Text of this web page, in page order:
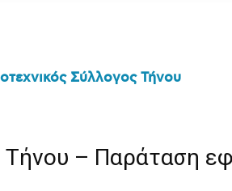
Σύλλογος Τήνου
Τήνου – Παράταση